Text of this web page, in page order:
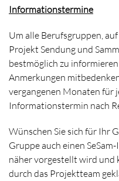
Informationstermine
Um alle Berufsgruppen,
Projekt Sendung und
bestmöglich zu
Anmerkungen
vergangenen Monaten für
Informationstermin nach
Wünschen Sie sich für Ihr
Gruppe auch einen
näher vorgestellt wird und
durch das Projektteam